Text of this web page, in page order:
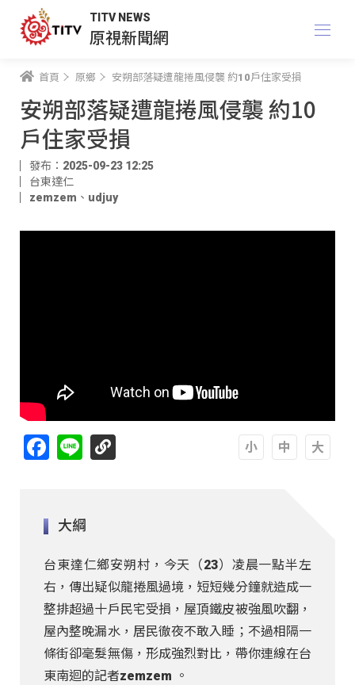
TITV NEWS
原視新聞網
首頁 原鄉 安朔部落疑遭龍捲風侵襲 約10戶住家受損
安朔部落疑遭龍捲風侵襲 約10
戶住家受損
發布：2025-09-23 12:25
台東達仁
zemzem 、 udjuy
Facebook
Line
大綱
台東達仁鄉安朔村，今天（23）凌晨一點半左
右，傳出疑似龍捲風過境，短短幾分鐘就造成一
整排超過十戶民宅受損，屋頂鐵皮被強風吹翻，
屋內整晚漏水，居民徹夜不敢入睡；不過相隔一
條街卻毫髮無傷，形成強烈對比，帶你連線在台
東南迴的記者zemzem 。